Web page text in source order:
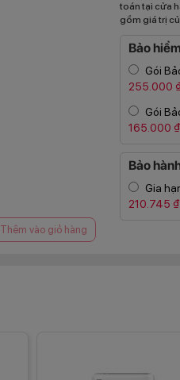
Thêm vào giỏ hàng
toán tại cửa
gồm giá trị
Bảo hiểm
Gói
255.000
Gói
165.000 ₫
Bảo
Gia
210.745 ₫